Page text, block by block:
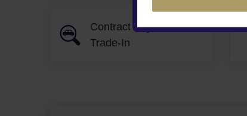
Contract Buy-Back &
Trade-In